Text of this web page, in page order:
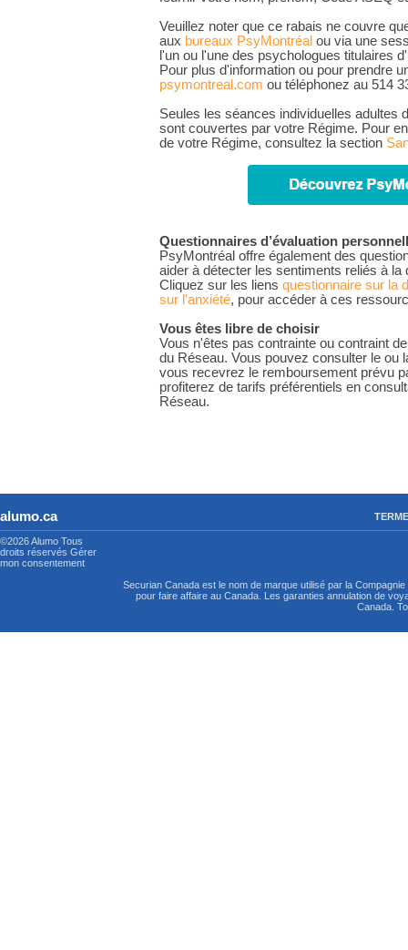
Veuillez noter que ce rabais ne couvre
aux bureaux PsyMontréal ou via une
l'un ou l'une des psychologues titulaires
Pour plus d'information ou pour prendre
psymontreal.com ou téléphonez au 514
Seules les séances individuelles adultes
sont couvertes par votre Régime. Pour
de votre Régime, consultez la section
Questionnaires d’évaluation
PsyMontréal offre également des
aider à détecter les sentiments reliés à la
Cliquez sur les liens questionnaire sur la
sur l’anxiété, pour accéder à ces
Vous êtes libre de choisir
Vous n'êtes pas contrainte ou contraint
du Réseau. Vous pouvez consulter le ou
vous recevrez le remboursement prévu
profiterez de tarifs préférentiels en
Réseau.
alumo.ca
©2026 Alumo Tous
droits réservés Gérer
mon consentement
Securian Canada est le nom de marque utilisé par la
pour faire affaire au Canada. Les garanties annulation de
Canada.